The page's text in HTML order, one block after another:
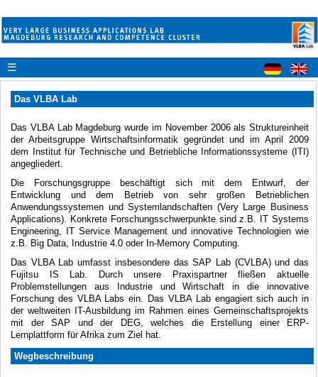
☰
Das VLBA Lab
Das VLBA Lab Magdeburg wurde im November 2006 als Struktureinheit
der Arbeitsgruppe Wirtschaftsinformatik gegründet und im April 2009
dem Institut für Technische und Betriebliche Informationssysteme (ITI)
angegliedert.
Die Forschungsgruppe beschäftigt sich mit dem Entwurf, der
Entwicklung und dem Betrieb von sehr großen Betrieblichen
Anwendungssystemen und Systemlandschaften (Very Large Business
Applications). Konkrete Forschungsschwerpunkte sind z.B. IT Systems
Engineering, IT Service Management und innovative Technologien wie
z.B. Big Data, Industrie 4.0 oder In-Memory Computing.
Das VLBA Lab umfasst insbesondere das SAP Lab (CVLBA) und das
Fujitsu IS Lab. Durch unsere Praxispartner fließen aktuelle
Problemstellungen aus Industrie und Wirtschaft in die innovative
Forschung des VLBA Labs ein. Das VLBA Lab engagiert sich auch in
der weltweiten IT-Ausbildung im Rahmen eines Gemeinschaftsprojekts
mit der SAP und der DEG, welches die Erstellung einer ERP-
Lernplattform für Afrika zum Ziel hat.
Wegbeschreibung